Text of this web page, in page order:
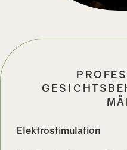
Elektrostimulation